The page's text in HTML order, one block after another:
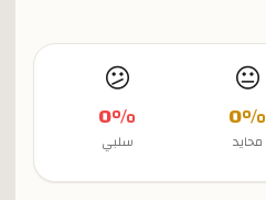
😐
0%
محايد
😕
0%
سلبي